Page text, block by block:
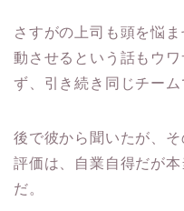
さすがの上司も頭を悩
動させるという話もウ
ず、引き続き同じチーム
後で彼から聞いたが、
評価は、自業自得だが
だ。